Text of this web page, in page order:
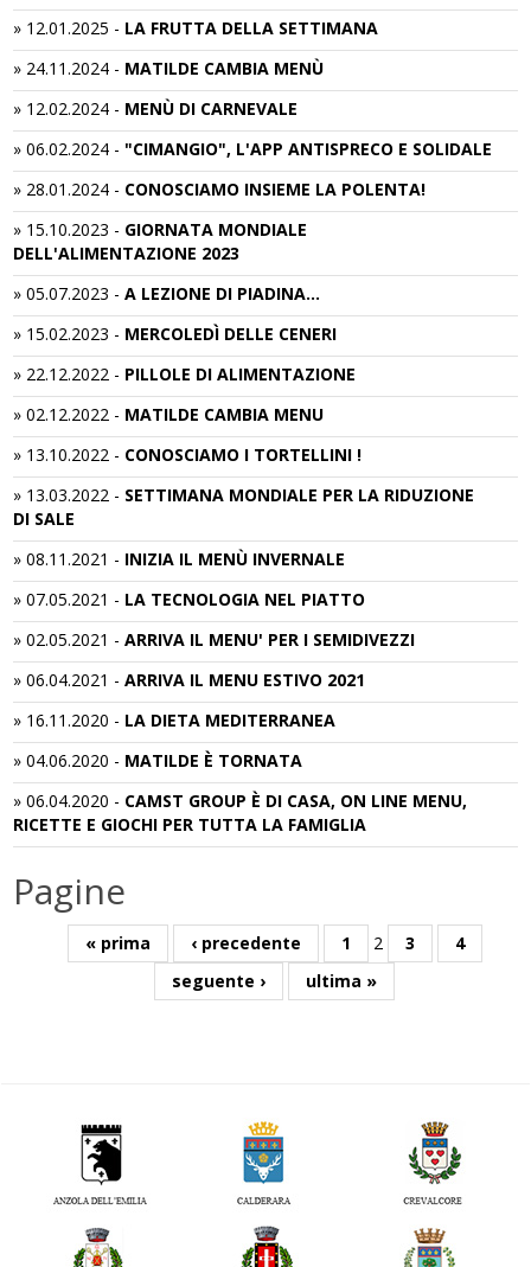
» 12.01.2025 - LA FRUTTA DELLA SETTIMANA
» 24.11.2024 - MATILDE CAMBIA MENÙ
» 12.02.2024 - MENÙ DI CARNEVALE
» 06.02.2024 - "CIMANGIO", L'APP ANTISPRECO E SOLIDALE
» 28.01.2024 - CONOSCIAMO INSIEME LA POLENTA!
» 15.10.2023 - GIORNATA MONDIALE
DELL'ALIMENTAZIONE 2023
» 05.07.2023 - A LEZIONE DI PIADINA...
» 15.02.2023 - MERCOLEDÌ DELLE CENERI
» 22.12.2022 - PILLOLE DI ALIMENTAZIONE
» 02.12.2022 - MATILDE CAMBIA MENU
» 13.10.2022 - CONOSCIAMO I TORTELLINI !
» 13.03.2022 - SETTIMANA MONDIALE PER LA RIDUZIONE
DI SALE
» 08.11.2021 - INIZIA IL MENÙ INVERNALE
» 07.05.2021 - LA TECNOLOGIA NEL PIATTO
» 02.05.2021 - ARRIVA IL MENU' PER I SEMIDIVEZZI
» 06.04.2021 - ARRIVA IL MENU ESTIVO 2021
» 16.11.2020 - LA DIETA MEDITERRANEA
» 04.06.2020 - MATILDE È TORNATA
» 06.04.2020 - CAMST GROUP È DI CASA, ON LINE MENU,
RICETTE E GIOCHI PER TUTTA LA FAMIGLIA
Pagine
« prima ‹ precedente 1 2 3
4
seguente ›
ultima »